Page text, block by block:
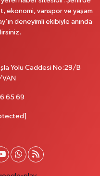
karşısı (kent park karşısı )
HASTANESİ KARŞISI 82 C
KARŞISI NO:4 C
ekonomi, vanspor ve yaşam
deneyimli ekibiyle anında
Yolu Caddesi No:29/B
VAN
65 69